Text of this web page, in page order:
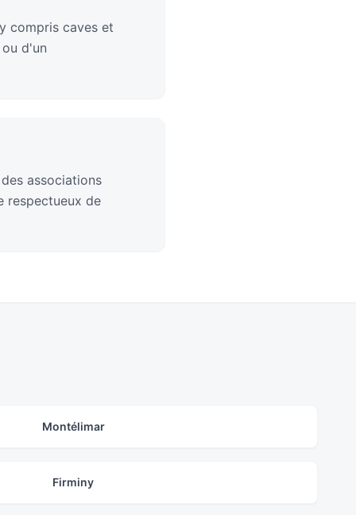
compris caves et
d'un
associations
respectueux de
Montélimar
Firminy